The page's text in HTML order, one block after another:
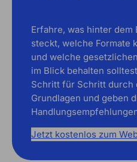
Erfahre, was hinter dem
steckt, welche Formate
und welche
im Blick behalten
Schritt für Schritt durch
Grundlagen und geben
Jetzt kostenlos zum